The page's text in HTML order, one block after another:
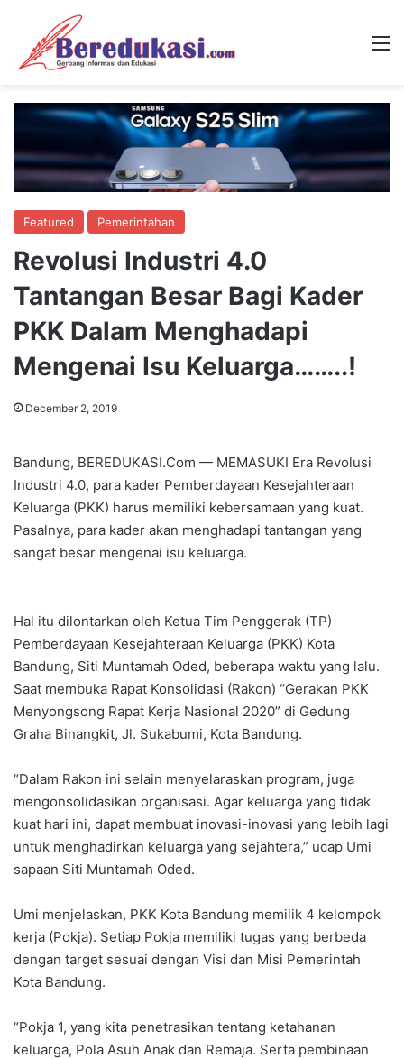
Featured Pemerintahan
Revolusi Industri 4.0
Tantangan Besar Bagi Kader
PKK Dalam Menghadapi
Mengenai Isu Keluarga……..!
December 2, 2019
Bandung, BEREDUKASI.Com — MEMASUKI Era Revolusi
Industri 4.0, para kader Pemberdayaan Kesejahteraan
Keluarga (PKK) harus memiliki kebersamaan yang kuat.
Pasalnya, para kader akan menghadapi tantangan yang
sangat besar mengenai isu keluarga.
Hal itu dilontarkan oleh Ketua Tim Penggerak (TP)
Pemberdayaan Kesejahteraan Keluarga (PKK) Kota
Bandung, Siti Muntamah Oded, beberapa waktu yang lalu.
Saat membuka Rapat Konsolidasi (Rakon) “Gerakan PKK
Menyongsong Rapat Kerja Nasional 2020” di Gedung
Graha Binangkit, Jl. Sukabumi, Kota Bandung.
“Dalam Rakon ini selain menyelaraskan program, juga
mengonsolidasikan organisasi. Agar keluarga yang tidak
kuat hari ini, dapat membuat inovasi-inovasi yang lebih lagi
untuk menghadirkan keluarga yang sejahtera,” ucap Umi
sapaan Siti Muntamah Oded.
Umi menjelaskan, PKK Kota Bandung memilik 4 kelompok
kerja (Pokja). Setiap Pokja memiliki tugas yang berbeda
dengan target sesuai dengan Visi dan Misi Pemerintah
Kota Bandung.
“Pokja 1, yang kita penetrasikan tentang ketahanan
keluarga, Pola Asuh Anak dan Remaja. Serta pembinaan